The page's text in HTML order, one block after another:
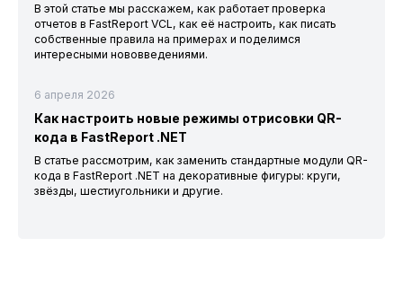
В этой статье мы расскажем, как работает проверка
отчетов в FastReport VCL, как её настроить, как писать
собственные правила на примерах и поделимся
интересными нововведениями.
6 апреля 2026
Как настроить новые режимы отрисовки QR-
кода в FastReport .NET
В статье рассмотрим, как заменить стандартные модули QR-
кода в FastReport .NET на декоративные фигуры: круги,
звёзды, шестиугольники и другие.